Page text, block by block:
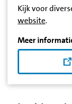
Kijk voor
website.
Meer